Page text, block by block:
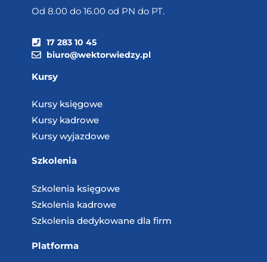
Od 8.00 do 16.00 od PN do PT.
17 283 10 45
biuro@wektorwiedzy.pl
Kursy
Kursy księgowe
Kursy kadrowe
Kursy wyjazdowe
Szkolenia
Szkolenia księgowe
Szkolenia kadrowe
Szkolenia dedykowane dla firm
Platforma